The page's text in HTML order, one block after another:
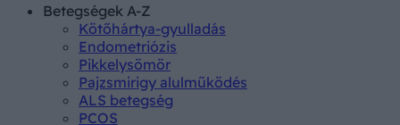
Betegségek A-Z
Kötőhártya-gyulladás
Endometriózis
Pikkelysömör
Pajzsmirigy alulműködés
ALS betegség
PCOS